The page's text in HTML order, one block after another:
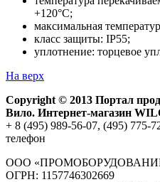
+120°С;
максимальная
класс защиты: IP55;
уплотнение: торцевое
На верх
Copyright © 2013 Портал
Вило. Интернет-магазин
+ 8 (495) 989-56-07, (495) 775-
телефон
ООО
ОГРН: 1157746302669